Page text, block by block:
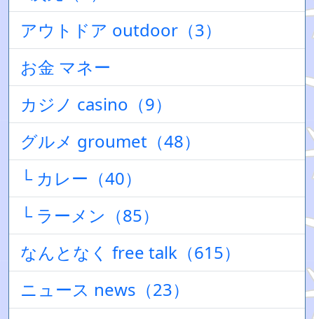
アウトドア outdoor（3）
お金 マネー
カジノ casino（9）
グルメ groumet（48）
└ カレー（40）
└ ラーメン（85）
なんとなく free talk（615）
ニュース news（23）